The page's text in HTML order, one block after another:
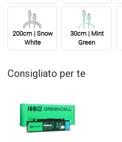
200cm | Snow
White
30cm | Mint
Green
Consigliato per te